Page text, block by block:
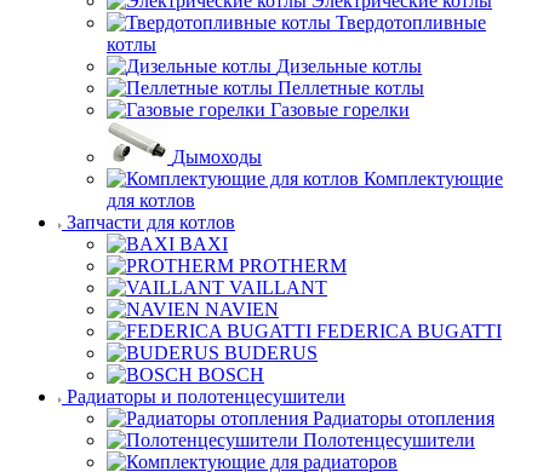
Твердотопливные
котлы
Дизельные котлы
Пеллетные котлы
Газовые горелки
Дымоходы
Комплектующие
для котлов
Запчасти для котлов
BAXI
PROTHERM
VAILLANT
NAVIEN
FEDERICA BUGATTI
BUDERUS
BOSCH
Радиаторы и полотенцесушители
Радиаторы отопления
Полотенцесушители